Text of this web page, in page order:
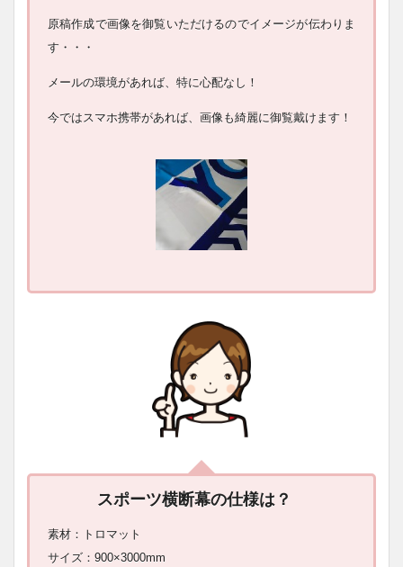
原稿作成で画像を御覧いただけるのでイメージが伝わりま
す・・・
メールの環境があれば、特に心配なし！
今ではスマホ携帯があれば、画像も綺麗に御覧戴けます！
スポーツ横断幕の仕様は？
素材：トロマット
サイズ：900×3000mm